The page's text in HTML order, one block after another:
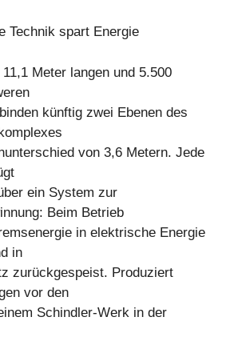
Technik spart Energie
Meter langen und 5.500
künftig zwei Ebenen des
von 3,6 Metern. Jede
ein System zur
Beim Betrieb
in elektrische Energie
in
zurückgespeist. Produziert
vor den
Schindler-Werk in der